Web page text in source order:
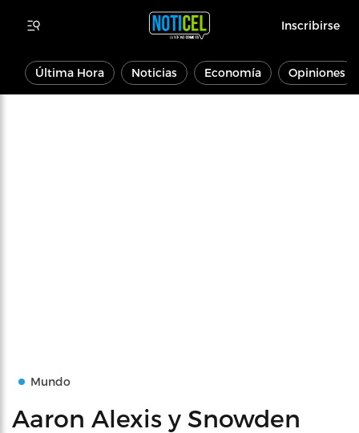
Inscribirse
Última Hora Noticias Economía Opiniones
Mundo
Aaron Alexis y Snowden